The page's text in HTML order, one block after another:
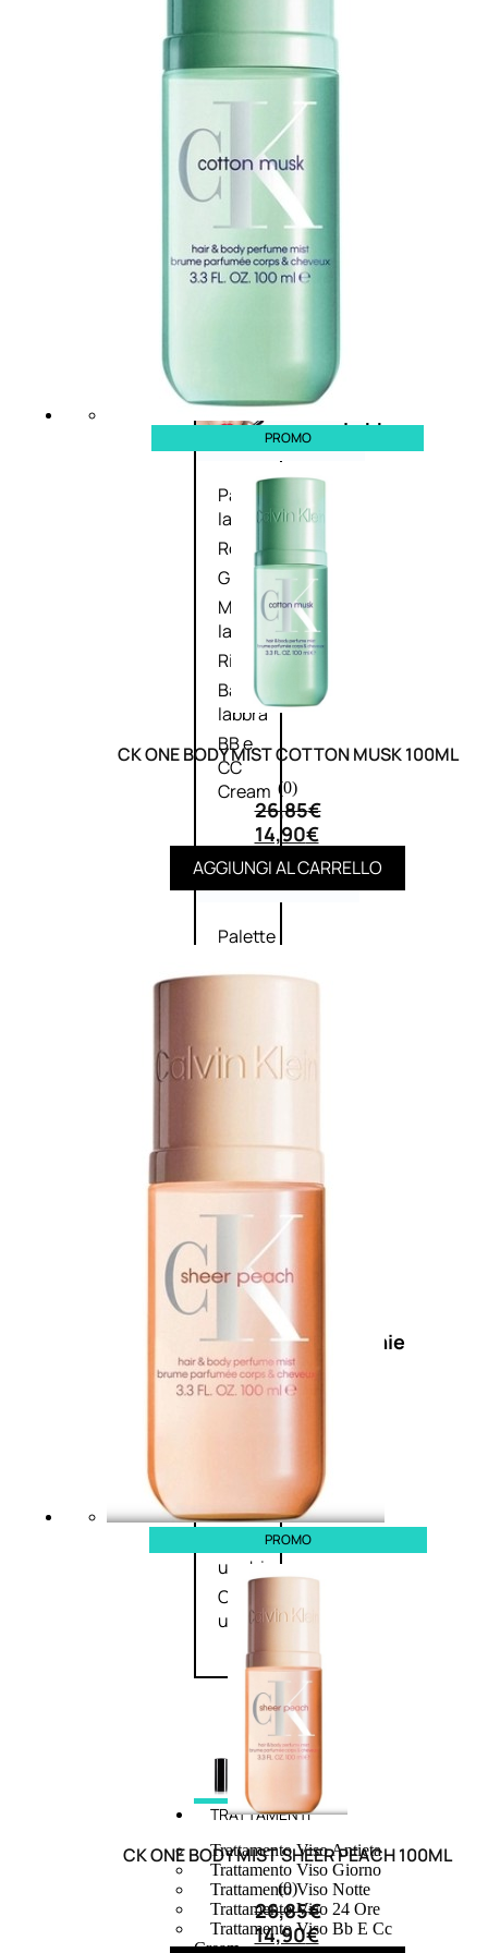
Mascara
Matita
occhi
Antiocchiaie
e correttori
Matita
sopracciglia
Mascara
Labbra
Palette
labbra
Rossetto
Gloss
Matita
labbra
Rimpolpante
Balsamo
labbra
BB e
CC
Cream
Viso
Palette
Fondotinta
Cipria
Terre
abbronzanti
Fissatore
trucco
Unghie
speciali
Solvente
Trattamenti
unghie
Cofanetti
unghie
TRATTAMENTI
Trattamento Viso Antieta
Trattamento Viso Giorno
Trattamento Viso Notte
Trattamento Viso 24 Ore
Trattamento Viso Bb E Cc
Cream
PROMO
CK ONE BODY MIST COTTON MUSK 100ML
(0)
26,85€
14,90€
AGGIUNGI AL CARRELLO
PROMO
CK ONE BODY MIST SHEER PEACH 100ML
(0)
26,85€
14,90€